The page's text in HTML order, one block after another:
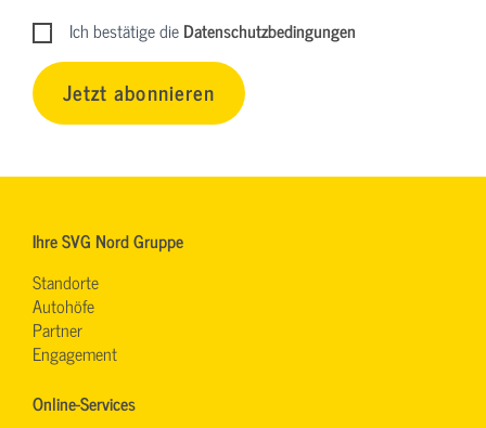
Ich bestätige dieDatenschutzbedingungen
Jetzt abonnieren
Ihre SVG Nord Gruppe
Standorte
Autohöfe
Partner
Engagement
Online-Services